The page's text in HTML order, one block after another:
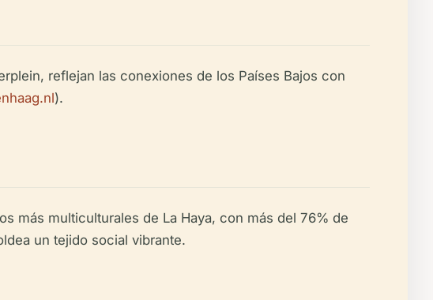
reflejan las conexiones de los Países Bajos con
).
más multiculturales de La Haya, con más del 76% de
un tejido social vibrante.